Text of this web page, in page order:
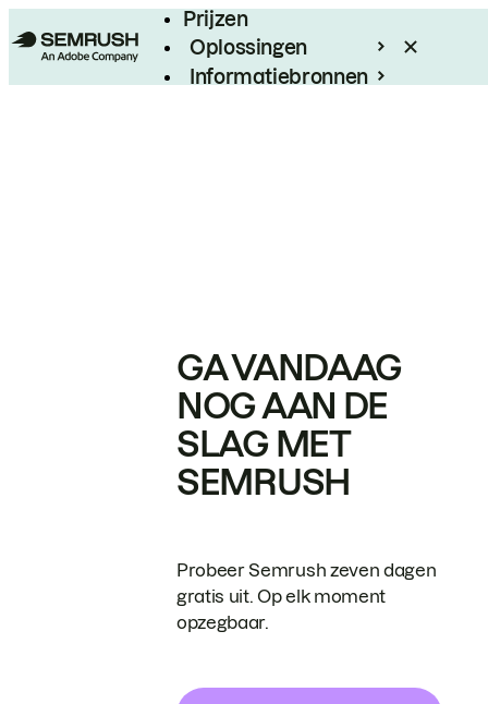
Prijzen
Oplossingen
Informatiebronnen
GA VANDAAG
NOG AAN DE
SLAG MET
SEMRUSH
Probeer Semrush zeven dagen
gratis uit. Op elk moment
opzegbaar.